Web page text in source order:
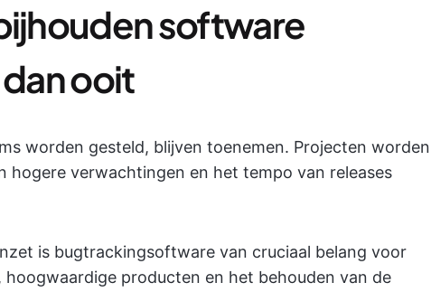
software
ooit
worden gesteld, blijven toenemen. Projecten worden
hogere verwachtingen en het tempo van releases
is bugtrackingsoftware van cruciaal belang voor
producten en het behouden van de